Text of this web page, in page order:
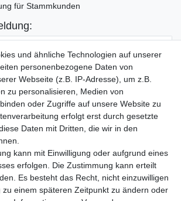
für Stammkunden
ich die Daten­schutz­erklärung
widerrufen.**
Abonnieren
** Hierbei handelt es sich um ein Pflichtfeld.
Widerrufs­formular Impressum
AGB Kontakt
und ähnliche Technologien auf unserer
personenbezogene Daten von
Webseite (z.B. IP-Adresse), um z.B.
zu personalisieren, Medien von
oder Zugriffe auf unsere Website zu
erfolgt erst durch gesetzte
Daten mit Dritten, die wir in den
kann mit Einwilligung oder aufgrund eines
erfolgen. Die Zustimmung kann erteilt
Es besteht das Recht, nicht einzuwilligen
zu einem späteren Zeitpunkt zu ändern oder